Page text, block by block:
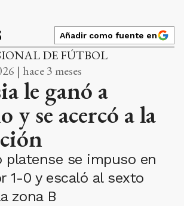
Añadir como fuente en
DE FÚTBOL
| hace 3 meses
le ganó a
y se acercó a la
platense se impuso en
1-0 y escaló al sexto
zona B